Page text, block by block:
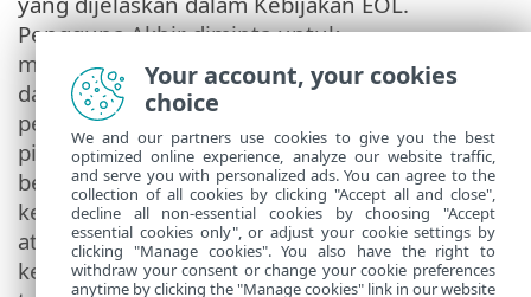
Pengguna Akhir diminta untuk
mencadangkan semua data, perangkat lunak,
dan fasilitas program yang ada sebelum
penyediaan dukungan teknis. ESET dan/atau
pihak ketiga yang ditunjuk oleh ESET tidak
bertanggung jawab atas kerusakan atau
kehilangan data, properti, perangkat lunak
atau perangkat keras, atau kehilangan
keuntungan akibat penyediaan dukungan
Your account, your cookies
choice
We and our partners use cookies to give you the best
optimized online experience, analyze our website traffic,
and serve you with personalized ads. You can agree to the
collection of all cookies by clicking "Accept all and close",
decline all non-essential cookies by choosing "Accept
essential cookies only", or adjust your cookie settings by
clicking "Manage cookies". You also have the right to
withdraw your consent or change your cookie preferences
anytime by clicking the "Manage cookies" link in our website